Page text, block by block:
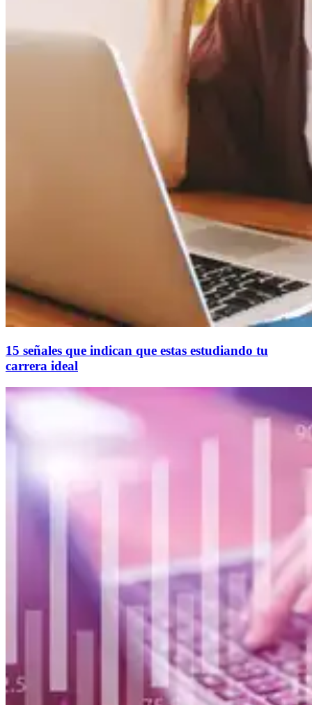
15 señales que indican que estas estudiando tu
carrera ideal